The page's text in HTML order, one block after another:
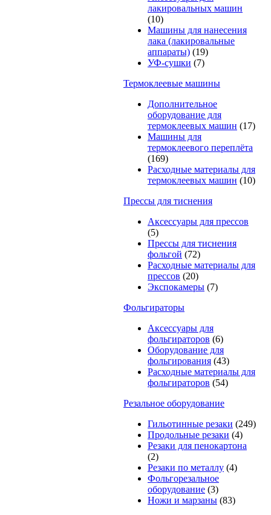
лакировальных машин
(10)
Машины для нанесения
лака (лакировальные
аппараты) (19)
УФ-сушки (7)
Термоклеевые машины
Дополнительное
оборудование для
термоклеевых машин (17)
Машины для
термоклеевого переплёта
(169)
Расходные материалы для
термоклеевых машин (10)
Прессы для тиснения
Аксессуары для прессов
(5)
Прессы для тиснения
фольгой (72)
Расходные материалы для
прессов (20)
Экспокамеры (7)
Фольгираторы
Аксессуары для
фольгираторов (6)
Оборудование для
фольгирования (43)
Расходные материалы для
фольгираторов (54)
Резальное оборудование
Гильотинные резаки (249)
Продольные резаки (4)
Резаки для пенокартона
(2)
Резаки по металлу (4)
Фольгорезальное
оборудование (3)
Ножи и марзаны (83)